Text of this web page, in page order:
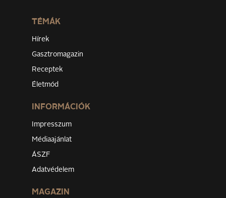
TÉMÁK
Hírek
Gasztromagazin
Receptek
Életmód
INFORMÁCIÓK
Impresszum
Médiaajánlat
ÁSZF
Adatvédelem
MAGAZIN